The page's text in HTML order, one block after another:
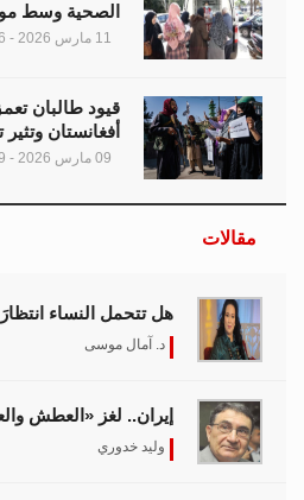
الصحية وسط
11 مارس 2026 - 10:26
قيود طالبان
أفغانستان
09 مارس 2026 - 14:09
مقالات
هل تتحمل النساء انتظارَ 286 عاماً؟
د. آمال موسى
إيران.. لغز «العطش
وليد خدوري